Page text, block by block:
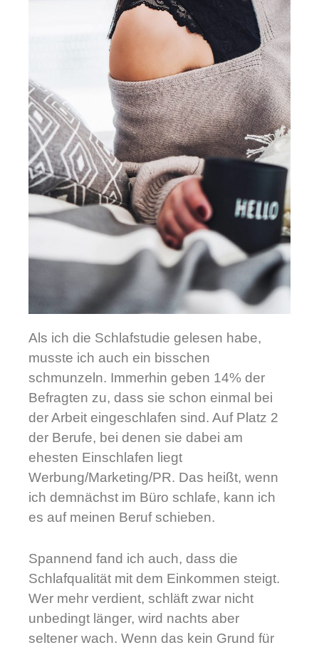
Als ich die Schlafstudie gelesen habe,
musste ich auch ein bisschen
schmunzeln. Immerhin geben 14% der
Befragten zu, dass sie schon einmal bei
der Arbeit eingeschlafen sind. Auf Platz 2
der Berufe, bei denen sie dabei am
ehesten Einschlafen liegt
Werbung/Marketing/PR. Das heißt, wenn
ich demnächst im Büro schlafe, kann ich
es auf meinen Beruf schieben.
Spannend fand ich auch, dass die
Schlafqualität mit dem Einkommen steigt.
Wer mehr verdient, schläft zwar nicht
unbedingt länger, wird nachts aber
seltener wach. Wenn das kein Grund für